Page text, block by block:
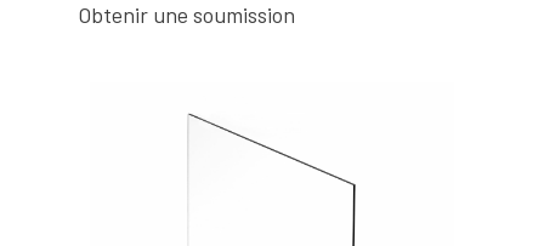
Obtenir une soumission